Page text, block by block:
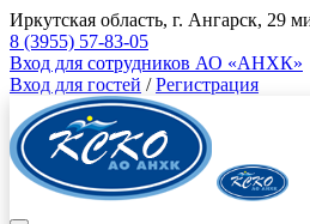
Иркутская область, г. Ангарск, 29
8 (3955) 57-83-05
Вход для сотрудников АО «АНХК»
Вход для гостей /Регистрация